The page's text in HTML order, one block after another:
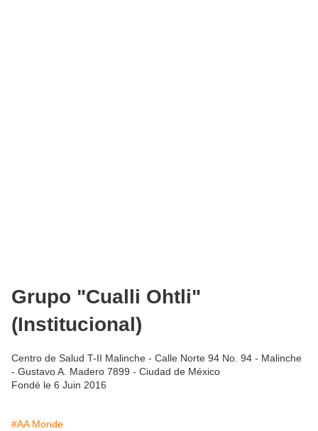
Grupo "Cualli Ohtli"
(Institucional)
Centro de Salud T-II Malinche - Calle Norte 94 No. 94 - Malinche
- Gustavo A. Madero 7899 - Ciudad de México
Fondé le 6 Juin 2016
#AA Monde